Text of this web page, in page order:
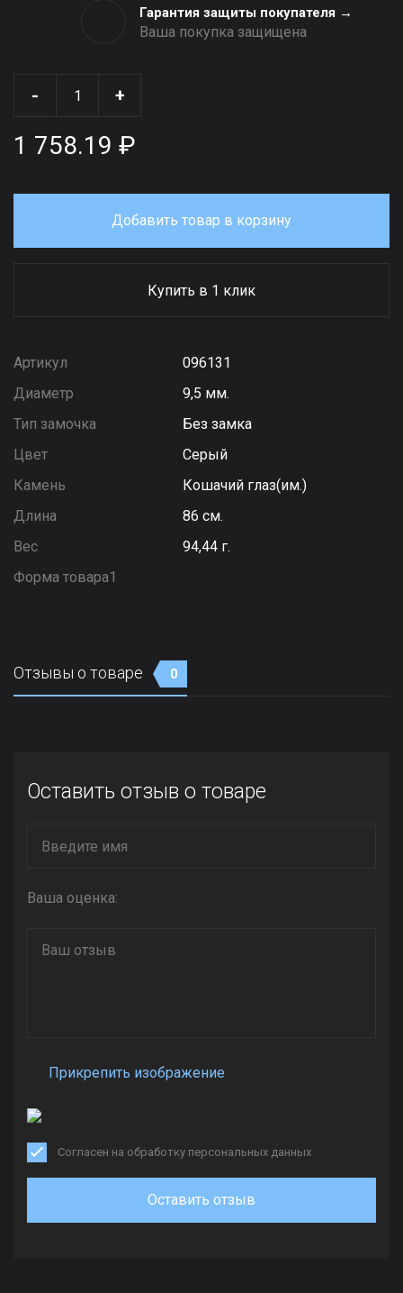
Гарантия защиты покупателя →
Ваша покупка защищена
- +
1 758.19 ₽
Добавить товар в корзину
Купить в 1 клик
Артикул
096131
Диаметр
9,5 мм.
Тип замочка
Без замка
Цвет
Серый
Камень
Кошачий глаз(им.)
Длина
86 см.
Вес
94,44 г.
Форма товара1
Отзывы о товаре 0
Оставить отзыв о товаре
Ваша оценка:
Прикрепить изображение
Согласен на обработку персональных данных
Оставить отзыв